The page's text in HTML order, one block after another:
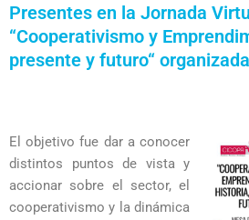
Presentes en la Jornada
“Cooperativismo y
presente y futuro“
El objetivo fue dar a conocer
distintos puntos de vista y
accionar sobre el sector, el
cooperativismo y la dinámica